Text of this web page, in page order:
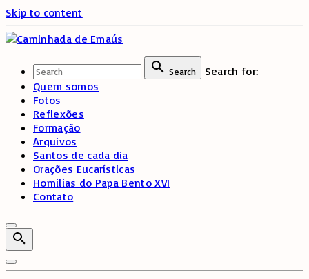
Skip to content
Search
Search for:
Quem somos
Fotos
Reflexões
Formação
Arquivos
Santos de cada dia
Orações Eucarísticas
Homilias do Papa Bento XVI
Contato